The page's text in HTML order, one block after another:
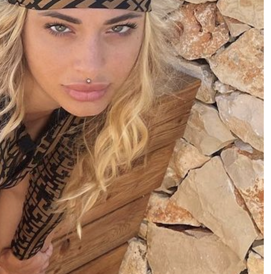
Ceuta, ennesima tragedia: prova a
raggiungere l’isola in parapendio
ma precipita in mare e muore
Milano, sviluppo economico.
Assegnati a Sogemi quattro
mercati comunali coperti
Russell Crowe torna al cinema:
uscita e cast di La vendetta
perfetta – Bear Country